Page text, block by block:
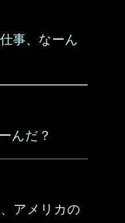
事、なーん
んだ？
アメリカの